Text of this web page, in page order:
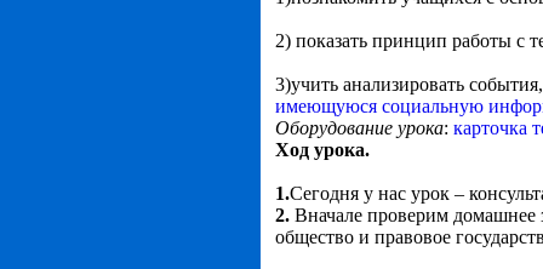
2) показать принцип работы с
3)учить анализировать
имеющуюся социальную
Оборудование урока: карточка
Ход урока.
1.Сегодня у нас урок –
2. Вначале проверим домашнее
общество и правовое